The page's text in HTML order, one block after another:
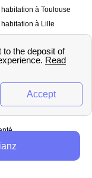
à Toulouse
à Lille